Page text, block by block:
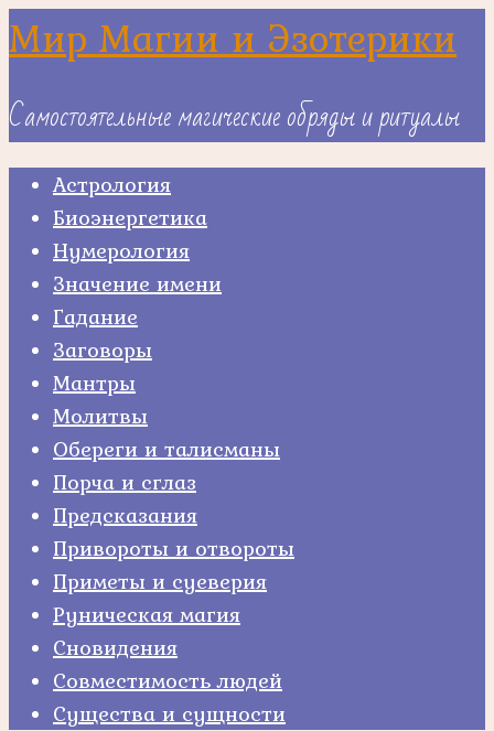
Skip
to
Мир Магии и Эзотерики
Самостоятельные магические обряды и ритуалы
Астрология
Биоэнергетика
Нумерология
Значение имени
Гадание
Заговоры
Мантры
Молитвы
Обереги и талисманы
Порча и сглаз
Предсказания
Привороты и отвороты
Приметы и суеверия
Руническая магия
Сновидения
Совместимость людей
Существа и сущности